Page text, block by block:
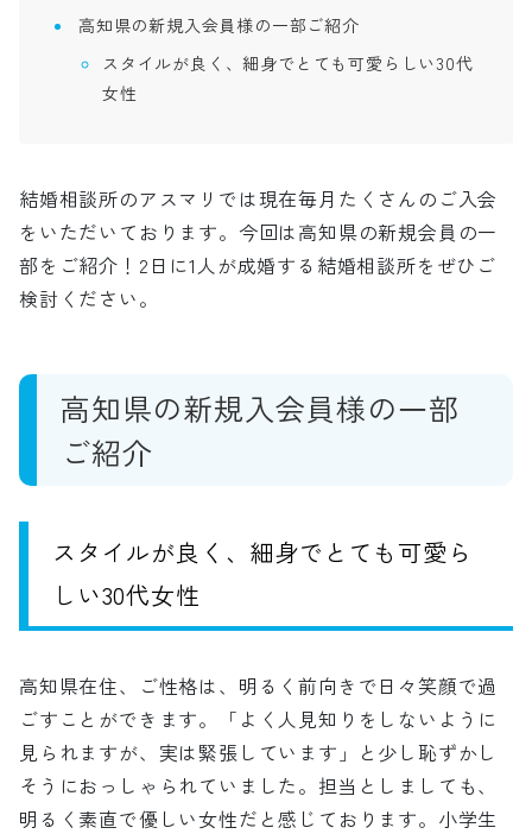
高知県の新規入会員様の一部ご紹介
スタイルが良く、細身でとても可愛らしい30代
女性
結婚相談所のアスマリでは現在毎月たくさんのご入会
をいただいております。今回は高知県の新規会員の一
部をご紹介！2日に1人が成婚する結婚相談所をぜひご
検討ください。
高知県の新規入会員様の一部
ご紹介
スタイルが良く、細身でとても可愛ら
しい30代女性
高知県在住、ご性格は、明るく前向きで日々笑顔で過
ごすことができます。「よく人見知りをしないように
見られますが、実は緊張しています」と少し恥ずかし
そうにおっしゃられていました。担当としましても、
明るく素直で優しい女性だと感じております。小学生